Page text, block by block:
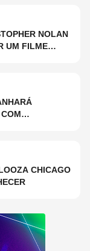
NOLAN
UM FILME
CHICAGO